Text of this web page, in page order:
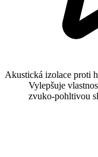
Akustická izolace proti
Vylepšuje
zvuko-pohltivou